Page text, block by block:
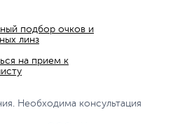
подбор очков и
линз
на прием к
Необходима консультация